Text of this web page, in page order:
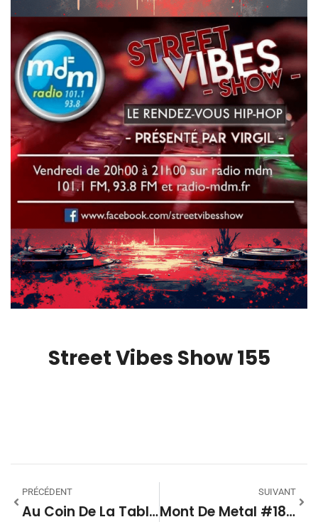
Street Vibes Show 155
PRÉCÉDENT
Au Coin De La Table Avec Ring Of Cash
SUIVANT
Mont De Metal #18 – Saison 10